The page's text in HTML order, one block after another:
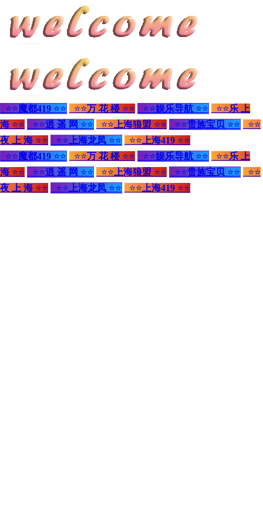
⭐⭐魔都419 ⭐⭐ ⭐⭐万 花 楼⭐⭐ ⭐⭐娱乐导航 ⭐⭐ ⭐⭐乐 上
海 ⭐⭐ ⭐⭐逍 遥 网 ⭐⭐ ⭐⭐ 上海狼盟 ⭐⭐ ⭐⭐贵族宝贝 ⭐⭐
⭐⭐
夜 上 海 ⭐⭐ ⭐⭐ 上海龙凤 ⭐⭐ ⭐⭐ 上海419 ⭐⭐
⭐⭐魔都419 ⭐⭐ ⭐⭐万 花 楼⭐⭐ ⭐⭐娱乐导航 ⭐⭐ ⭐⭐乐 上
海 ⭐⭐ ⭐⭐逍 遥 网 ⭐⭐ ⭐⭐ 上海狼盟 ⭐⭐ ⭐⭐贵族宝贝 ⭐⭐
⭐⭐
夜 上 海 ⭐⭐ ⭐⭐ 上海龙凤 ⭐⭐ ⭐⭐ 上海419 ⭐⭐